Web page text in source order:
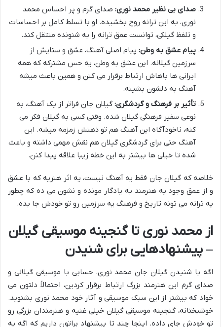
صدای بی نظیر محمد نوری: صدای گرم و پر احساس محمد
نوری، به این ترانه روح بخشیده. او با تسلط کامل بر احساسات
و تلفظ گیلکی، توانست عمق ترانه را به شنونده منتقل کند.
پیام عشق به وطن: پیام اصلی آهنگ، عشق و ستایش از
سرزمین گیلانه. این عشق به وطن، یه حس مشترکه که همه
ایرانی ها باهاش ارتباط برقرار می کنن و همین باعث میشه
آهنگ به دلشون بشینه.
تأثیر بر فرهنگ و گردشگری: گیلان جان فراتر از یک آهنگ، به
نوعی سفیر فرهنگی گیلان شده. وقتی کسی به گیلان فکر می
کنه، ناخودآگاه این آهنگ هم تو ذهنش زمزمه میشه. این
آهنگ حتی برای گردشگری گیلان هم نقش مهمی داشته و باعث
شده تا خیلی ها بیشتر به این خطه زیبا علاقه پیدا کنن.
خلاصه که گیلان جان فقط یه آهنگ نیست، یه اثر هنریه که با عشق
و از عمق وجود یه هنرمند به یادگار مونده و نشون می ده که چطور
یه ترانه می تونه تاریخ و فرهنگ یه سرزمین رو تو خودش جا بده.
از محمد نوری تا گنجینه موسیقی گیلان
– پیشنهادهایی برای شنیدن
اگه با شنیدن گیلان جان محمد نوری، حسابی با موسیقی گیلانی و
صدای گرم این هنرمند بزرگ ارتباط برقرار کردین، احتمالاً دلتون می
خواد که بیشتر از این سبک موسیقی و آثار خود محمد نوری بشنوید.
خوشبختانه، گنجینه موسیقی گیلان خیلی غنیه و هنرمندان بزرگی رو
تو خودش جای داده. اینجا چند تا پیشنهاد براتون داریم که اگه به